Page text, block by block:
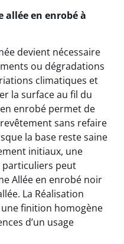
allée en enrobé à
devient nécessaire
ou dégradations
climatiques et
la surface au fil du
enrobé permet de
sans refaire
la base reste saine
initiaux, une
particuliers peut
Allée en enrobé noir
La Réalisation
finition homogène
d’un usage